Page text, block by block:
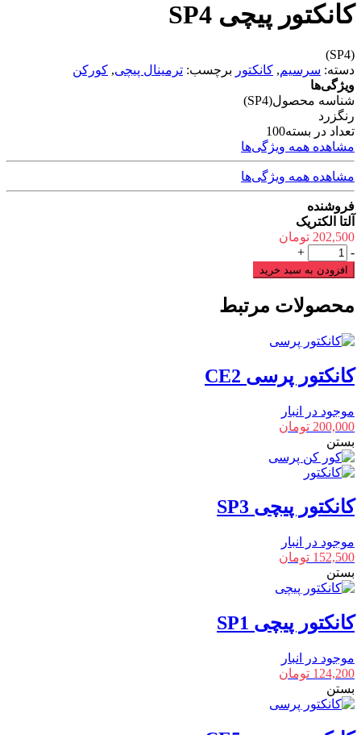
کانکتور پیچی SP4
(SP4)
دسته: سرسیم, کانکتور برچسب: ترمینال پیچی, کورکن
ویژگی‌ها
شناسه محصول(SP4)
رنگزرد
تعداد در بسته100
مشاهده همه ویژگی‌ها
مشاهده همه ویژگی‌ها
فروشنده
آلتا الکتریک
202,500 تومان
کانکتور
پیچی
SP4
-
+
افزودن به سبد خرید
محصولات مرتبط
کانکتور پرسی CE2
موجود در انبار
200,000 تومان
بستن
کانکتور پیچی SP3
موجود در انبار
152,500 تومان
بستن
کانکتور پیچی SP1
موجود در انبار
124,200 تومان
بستن